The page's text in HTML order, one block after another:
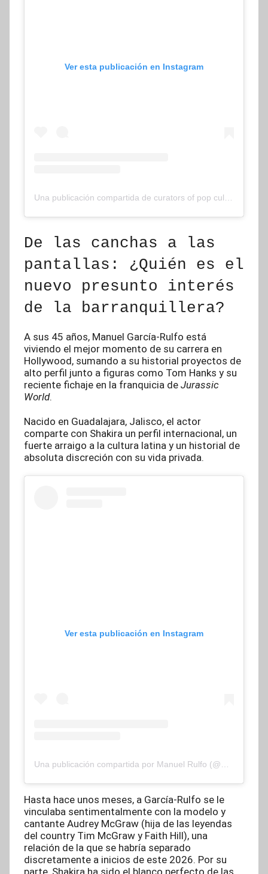
Ver esta publicación en Instagram
De las canchas a las
pantallas: ¿Quién es el
nuevo presunto interés
de la barranquillera?
A sus 45 años, Manuel García-Rulfo está
viviendo el mejor momento de su carrera en
Hollywood, sumando a su historial proyectos de
alto perfil junto a figuras como Tom Hanks y su
reciente fichaje en la franquicia de Jurassic
World.
Nacido en Guadalajara, Jalisco, el actor
comparte con Shakira un perfil internacional, un
fuerte arraigo a la cultura latina y un historial de
absoluta discreción con su vida privada.
Ver esta publicación en Instagram
Hasta hace unos meses, a García-Rulfo se le
vinculaba sentimentalmente con la modelo y
cantante Audrey McGraw (hija de las leyendas
del country Tim McGraw y Faith Hill), una
relación de la que se habría separado
discretamente a inicios de este 2026. Por su